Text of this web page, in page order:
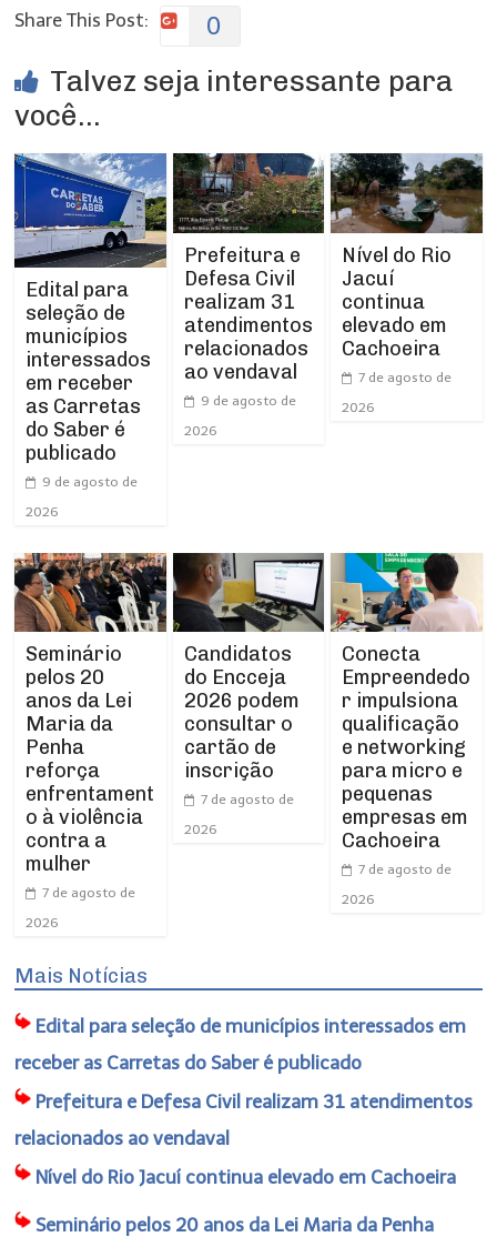
Share This Post: 0
Talvez seja interessante para
você...
Edital para
seleção de
municípios
interessados
em receber
as Carretas
do Saber é
publicado
9 de agosto de
2026
Prefeitura e
Defesa Civil
realizam 31
atendimentos
relacionados
ao vendaval
9 de agosto de
2026
Nível do Rio
Jacuí
continua
elevado em
Cachoeira
7 de agosto de
2026
Seminário
pelos 20
anos da Lei
Maria da
Penha
reforça
enfrentament
o à violência
contra a
mulher
7 de agosto de
2026
Candidatos
do Encceja
2026 podem
consultar o
cartão de
inscrição
7 de agosto de
2026
Conecta
Empreendedo
r impulsiona
qualificação
e networking
para micro e
pequenas
empresas em
Cachoeira
7 de agosto de
2026
Mais Notícias
Edital para seleção de municípios interessados em
receber as Carretas do Saber é publicado
Prefeitura e Defesa Civil realizam 31 atendimentos
relacionados ao vendaval
Nível do Rio Jacuí continua elevado em Cachoeira
Seminário pelos 20 anos da Lei Maria da Penha